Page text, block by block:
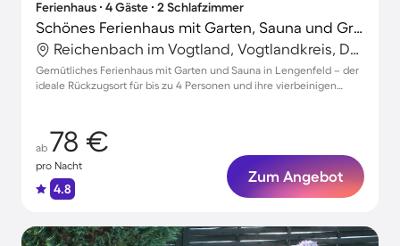
Ferienhaus ∙ 4 Gäste ∙ 2 Schlafzimmer
Schönes Ferienhaus mit Garten, Sauna und Grill | Hunde erlaubt
Reichenbach im Vogtland, Vogtlandkreis, Deutschland
Gemütliches Ferienhaus mit Garten und Sauna in Lengenfeld – der
ideale Rückzugsort für bis zu 4 Personen und ihre vierbeinigen
ab 78 €
pro Nacht
4.8
Zum Angebot